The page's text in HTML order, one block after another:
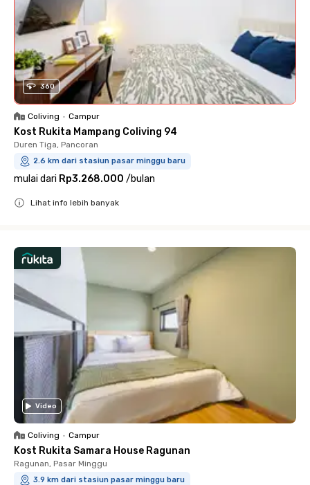
360
Coliving • Campur
Kost Rukita Mampang Coliving 94
Duren Tiga, Pancoran
2.6 km dari stasiun pasar minggu baru
mulai dari Rp3.268.000 /bulan
Lihat info lebih banyak
Video
Coliving • Campur
Kost Rukita Samara House Ragunan
Ragunan, Pasar Minggu
3.9 km dari stasiun pasar minggu baru